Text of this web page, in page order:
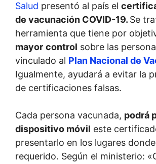
Salud presentó al país el
de vacunación COVID-19. Se
herramienta que tiene por
mayor control sobre las
vinculado al Plan Nacional de
Igualmente, ayudará a evitar la
de certificaciones falsas.
Cada persona vacunada, podrá
dispositivo móvil este
presentarlo en los lugares
requerido. Según el ministerio: «